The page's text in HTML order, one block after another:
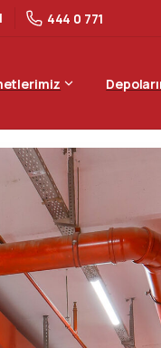
444 0 771